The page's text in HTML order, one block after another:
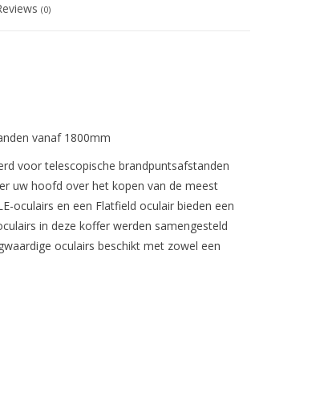
(0)
vanaf 1800mm
voor telescopische brandpuntsafstanden
uw hoofd over het kopen van de meest
oculairs en een Flatfield oculair bieden een
in deze koffer werden samengesteld
oculairs beschikt met zowel een